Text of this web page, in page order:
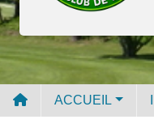
ACCUEIL